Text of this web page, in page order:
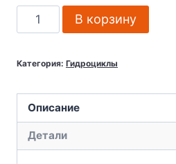
Количество
товара
ULTRA
2024
В корзину
Категория: Гидроциклы
Описание
Детали